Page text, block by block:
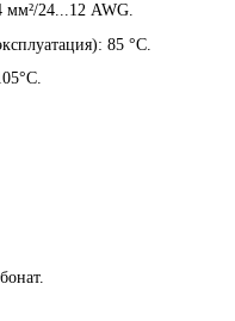
мм²/24...12 AWG.
85 °C.